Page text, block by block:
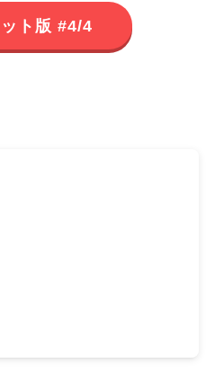
ト版 #4/4